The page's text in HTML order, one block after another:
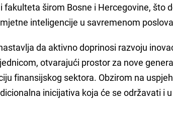
širom Bosne i Hercegovine, što
inteligencije u savremenom
da aktivno doprinosi razvoju
otvarajući prostor za nove
finansijskog sektora. Obzirom na
inicijativa koja će se održavati i u